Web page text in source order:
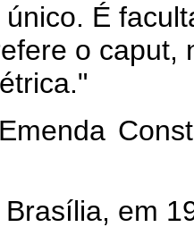
É
o caput,
Brasília, em